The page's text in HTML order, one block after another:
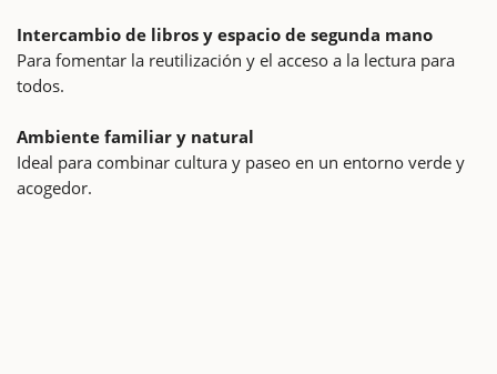
Intercambio de libros y espacio de segunda mano
Para fomentar la reutilización y el acceso a la lectura para
todos.
Ambiente familiar y natural
Ideal para combinar cultura y paseo en un entorno verde y
acogedor.